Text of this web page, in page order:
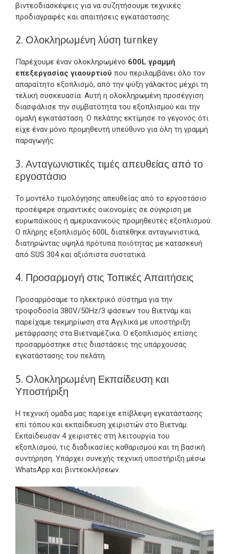
βιντεοδιασκέψεις για να συζητήσουμε τεχνικές
προδιαγραφές και απαιτήσεις εγκατάστασης.
2. Ολοκληρωμένη λύση turnkey
Παρέχουμε έναν ολοκληρωμένο 600L γραμμή
επεξεργασίας γιαουρτιού που περιλαμβάνει όλο τον
απαραίτητο εξοπλισμό, από την ψύξη γάλακτος μέχρι τη
τελική συσκευασία. Αυτή η ολοκληρωμένη προσέγγιση
διασφάλισε την συμβατότητα του εξοπλισμού και την
ομαλή εγκατάσταση. Ο πελάτης εκτίμησε το γεγονός ότι
είχε έναν μόνο προμηθευτή υπεύθυνο για όλη τη γραμμή
παραγωγής.
3. Ανταγωνιστικές τιμές απευθείας από το
εργοστάσιο
Το μοντέλο τιμολόγησης απευθείας από το εργοστάσιο
προσέφερε σημαντικές οικονομίες σε σύγκριση με
ευρωπαϊκούς ή αμερικανικούς προμηθευτές εξοπλισμού.
Ο πλήρης εξοπλισμός 600L διατέθηκε ανταγωνιστικά,
διατηρώντας υψηλά πρότυπα ποιότητας με κατασκευή
από SUS 304 και αξιόπιστα συστατικά.
4. Προσαρμογή στις Τοπικές Απαιτήσεις
Προσαρμόσαμε το ηλεκτρικό σύστημα για την
τροφοδοσία 380V/50Hz/3 φάσεων του Βιετνάμ και
παρείχαμε τεκμηρίωση στα Αγγλικά με υποστήριξη
μετάφρασης στα Βιετναμέζικα. Ο εξοπλισμός επίσης
προσαρμόστηκε στις διαστάσεις της υπάρχουσας
εγκατάστασης του πελάτη.
5. Ολοκληρωμένη Εκπαίδευση και
Υποστήριξη
Η τεχνική ομάδα μας παρείχε επίβλεψη εγκατάστασης
επί τόπου και εκπαίδευση χειριστών στο Βιετνάμ.
Εκπαίδευσαν 4 χειριστές στη λειτουργία του
εξοπλισμού, τις διαδικασίες καθαρισμού και τη βασική
συντήρηση. Υπάρχει συνεχής τεχνική υποστήριξη μέσω
WhatsApp και βιντεοκλήσεων.